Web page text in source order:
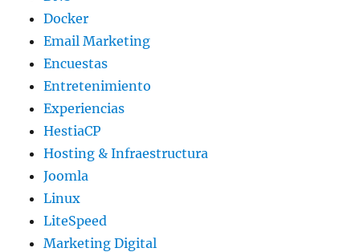
Docker
Email Marketing
Encuestas
Entretenimiento
Experiencias
HestiaCP
Hosting & Infraestructura
Joomla
Linux
LiteSpeed
Marketing Digital